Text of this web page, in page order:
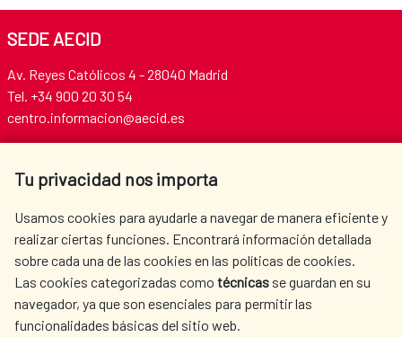
Tu privacidad nos importa
Usamos cookies para ayudarle a navegar de manera eficiente y
realizar ciertas funciones. Encontrará información detallada
sobre cada una de las cookies en las políticas de cookies.
Las cookies categorizadas como técnicas se guardan en su
navegador, ya que son esenciales para permitir las
funcionalidades básicas del sitio web.
SEDE AECID
Av. Reyes Católicos 4 - 28040 Madrid
Tel. +34 900 20 30 54​​​​​​​
centro.informacion@aecid.es
AECID
WHERE DO WE COOPERATE?
SPANISH HUMANITARIAN
ACTION
PRESS ROOM
CULTURE AND SCIENCE LIBRARY